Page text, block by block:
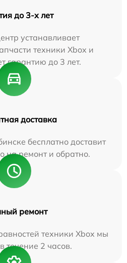
до 3-х лет
устанавливает
техники Xbox и
гарантию до 3 лет.
доставка
бесплатно доставит
на ремонт и обратно.
ремонт
техники Xbox мы
течение 2 часов.